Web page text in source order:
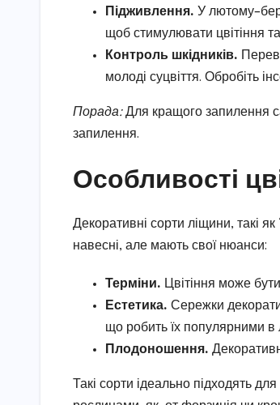
Підживлення. У
щоб стимулювати цвітіння
Контроль шкідників.
молоді суцвіття. Обробіть
Порада:Для кращого запилення
запилення.
Особливості
Декоративні сорти ліщини, такі
навесні, але мають свої нюанси:
Терміни. Цвітіння може
Естетика. Сережки
що робить їх популярними
Плодоношення.
Такі сорти ідеально підходять